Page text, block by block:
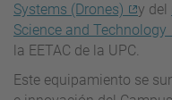
Systems (Drones)
y del
Science and Technology
la EETAC de la UPC.
Este equipamiento se